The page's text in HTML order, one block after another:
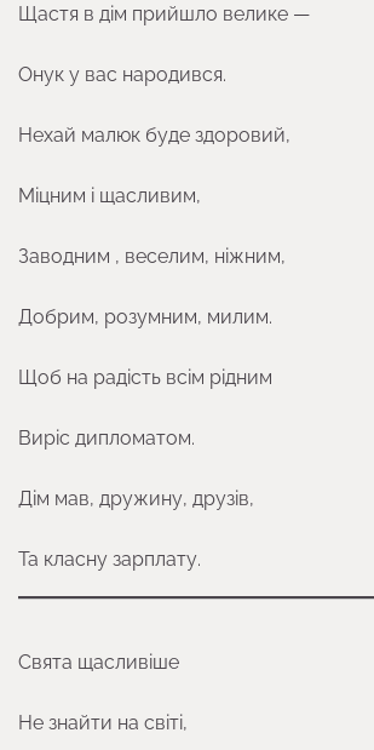
Щастя в дім прийшло велике —
Онук у вас народився.
Нехай малюк буде здоровий,
Міцним і щасливим,
Заводним , веселим, ніжним,
Добрим, розумним, милим.
Щоб на радість всім рідним
Виріс дипломатом.
Дім мав, дружину, друзів,
Та класну зарплату.
Свята щасливіше
Не знайти на світі,